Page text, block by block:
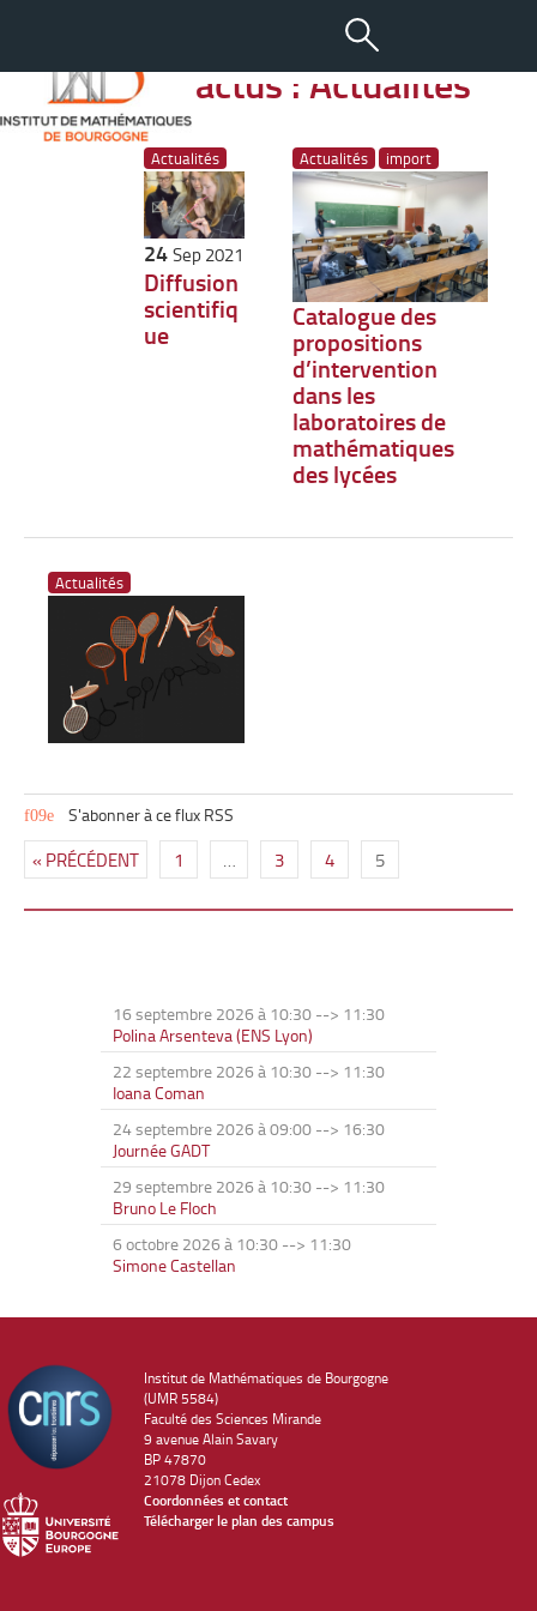
Toutes les actus : Actualités
Actualités
24Sep 2021
Diffusion
scientifiq
ue
Actualités import
Catalogue des
propositions
d’intervention
dans les
laboratoires de
mathématiques
des lycées
Actualités
S'abonner à ce flux RSS
« PRÉCÉDENT 1 … 3 4 5
16 septembre 2026 à 10:30 --> 11:30
Polina Arsenteva (ENS Lyon)
22 septembre 2026 à 10:30 --> 11:30
Ioana Coman
24 septembre 2026 à 09:00 --> 16:30
Journée GADT
29 septembre 2026 à 10:30 --> 11:30
Bruno Le Floch
6 octobre 2026 à 10:30 --> 11:30
Simone Castellan
Institut de Mathématiques de Bourgogne
(UMR 5584)
Faculté des Sciences Mirande
9 avenue Alain Savary
BP 47870
21078 Dijon Cedex
Coordonnées et contact
Télécharger le plan des campus